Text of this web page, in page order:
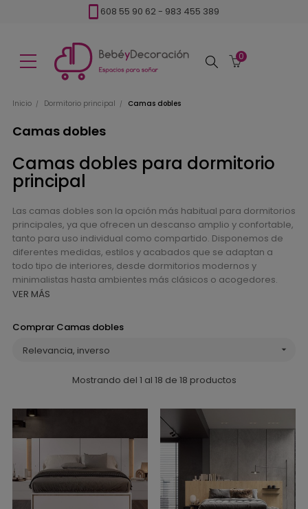
608 55 90 62 - 983 455 389
Buscar
0
Inicio Dormitorio principal Camas dobles
Camas dobles
Camas dobles para dormitorio
principal
Las camas dobles son la opción más habitual para dormitorios
principales, ya que ofrecen un descanso amplio y confortable,
tanto para uso individual como compartido. Disponemos de
diferentes medidas, estilos y acabados que se adaptan a
todo tipo de interiores, desde dormitorios modernos y
minimalistas hasta ambientes más clásicos o acogedores.
VER MÁS
Comprar Camas dobles
Relevancia, inverso

Mostrando del 1 al 18 de 18 productos